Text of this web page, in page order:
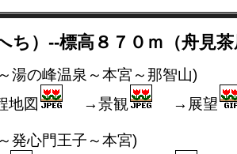
ち）--標高８７０ｍ（舟見
湯の峰温泉～本宮～那智山)
地図
→景観 →展望
発心門王子～本宮)